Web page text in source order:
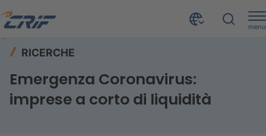
menu
RICERCHE
Emergenza Coronavirus:
imprese a corto di liquidità